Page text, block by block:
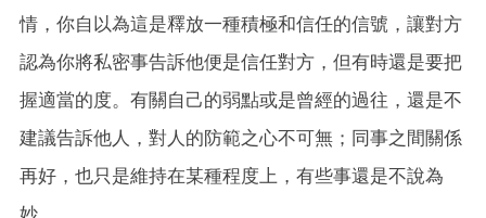
情，你自以為這是釋放一種積極和信任的信號，讓對方
認為你將私密事告訴他便是信任對方，但有時還是要把
握適當的度。有關自己的弱點或是曾經的過往，還是不
建議告訴他人，對人的防範之心不可無；同事之間關係
再好，也只是維持在某種程度上，有些事還是不說為